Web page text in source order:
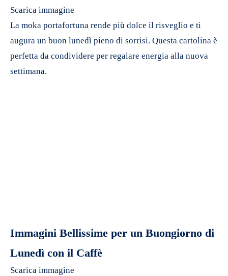
Scarica immagine
La moka portafortuna rende più dolce il risveglio e ti
augura un buon lunedì pieno di sorrisi. Questa cartolina è
perfetta da condividere per regalare energia alla nuova
settimana.
Immagini Bellissime per un Buongiorno di
Lunedì con il Caffè
Scarica immagine